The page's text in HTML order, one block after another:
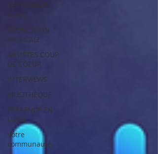
LES BONNES
INFOS
PROMOTION
MUSICALE
ARTISTES COUP
DE COEUR
INTERVIEWS
MUSITHÈQUE
PRÉSENCE EN
LIGNE
Votre
communauté